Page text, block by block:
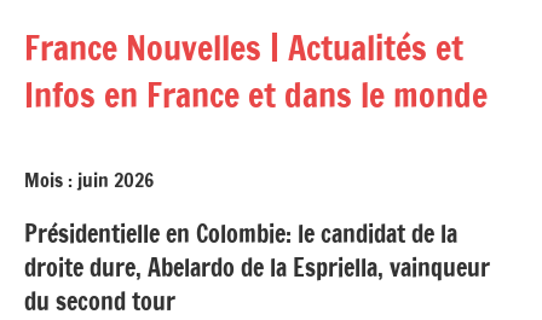
contenu
France Nouvelles | Actualités et
Infos en France et dans le monde
Mois : juin 2026
Présidentielle en Colombie: le candidat de la
droite dure, Abelardo de la Espriella, vainqueur
du second tour